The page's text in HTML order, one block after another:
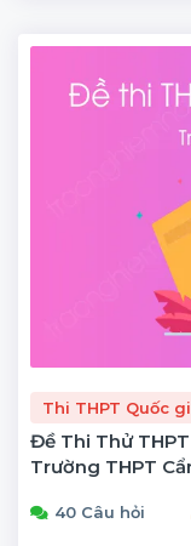
Thi THPT Quốc
Đề Thi Thử
Trường THPT
40 Câu hỏi